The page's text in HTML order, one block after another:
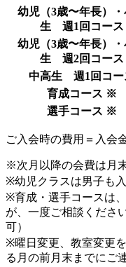
幼児（3歳〜年長）・
生 週1回コース
幼児（3歳〜年長）・
生 週2回コース
中高生 週1回コー
育成コース ※
選手コース ※
ご入会時の費用＝入会
※次月以降の会費は月
※幼児クラスは男子も入
※育成・選手コースは
が、一度ご相談くださ
可）
※曜日変更、教室変更
る月の前月末までにご